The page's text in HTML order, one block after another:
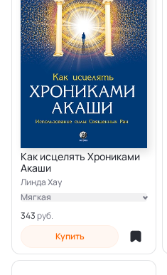
Как исцелять Хрониками
Акаши
Линда Хау
343
Мягкая
Электронная
Купить